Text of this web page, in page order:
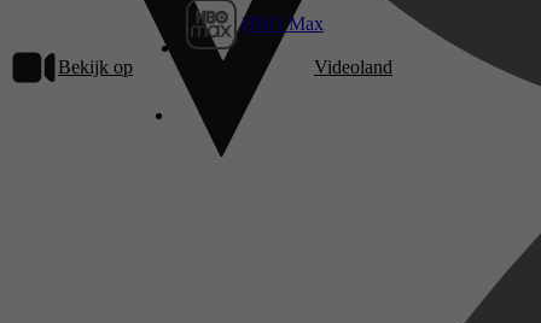
HBO Max
Bekijk op Videoland